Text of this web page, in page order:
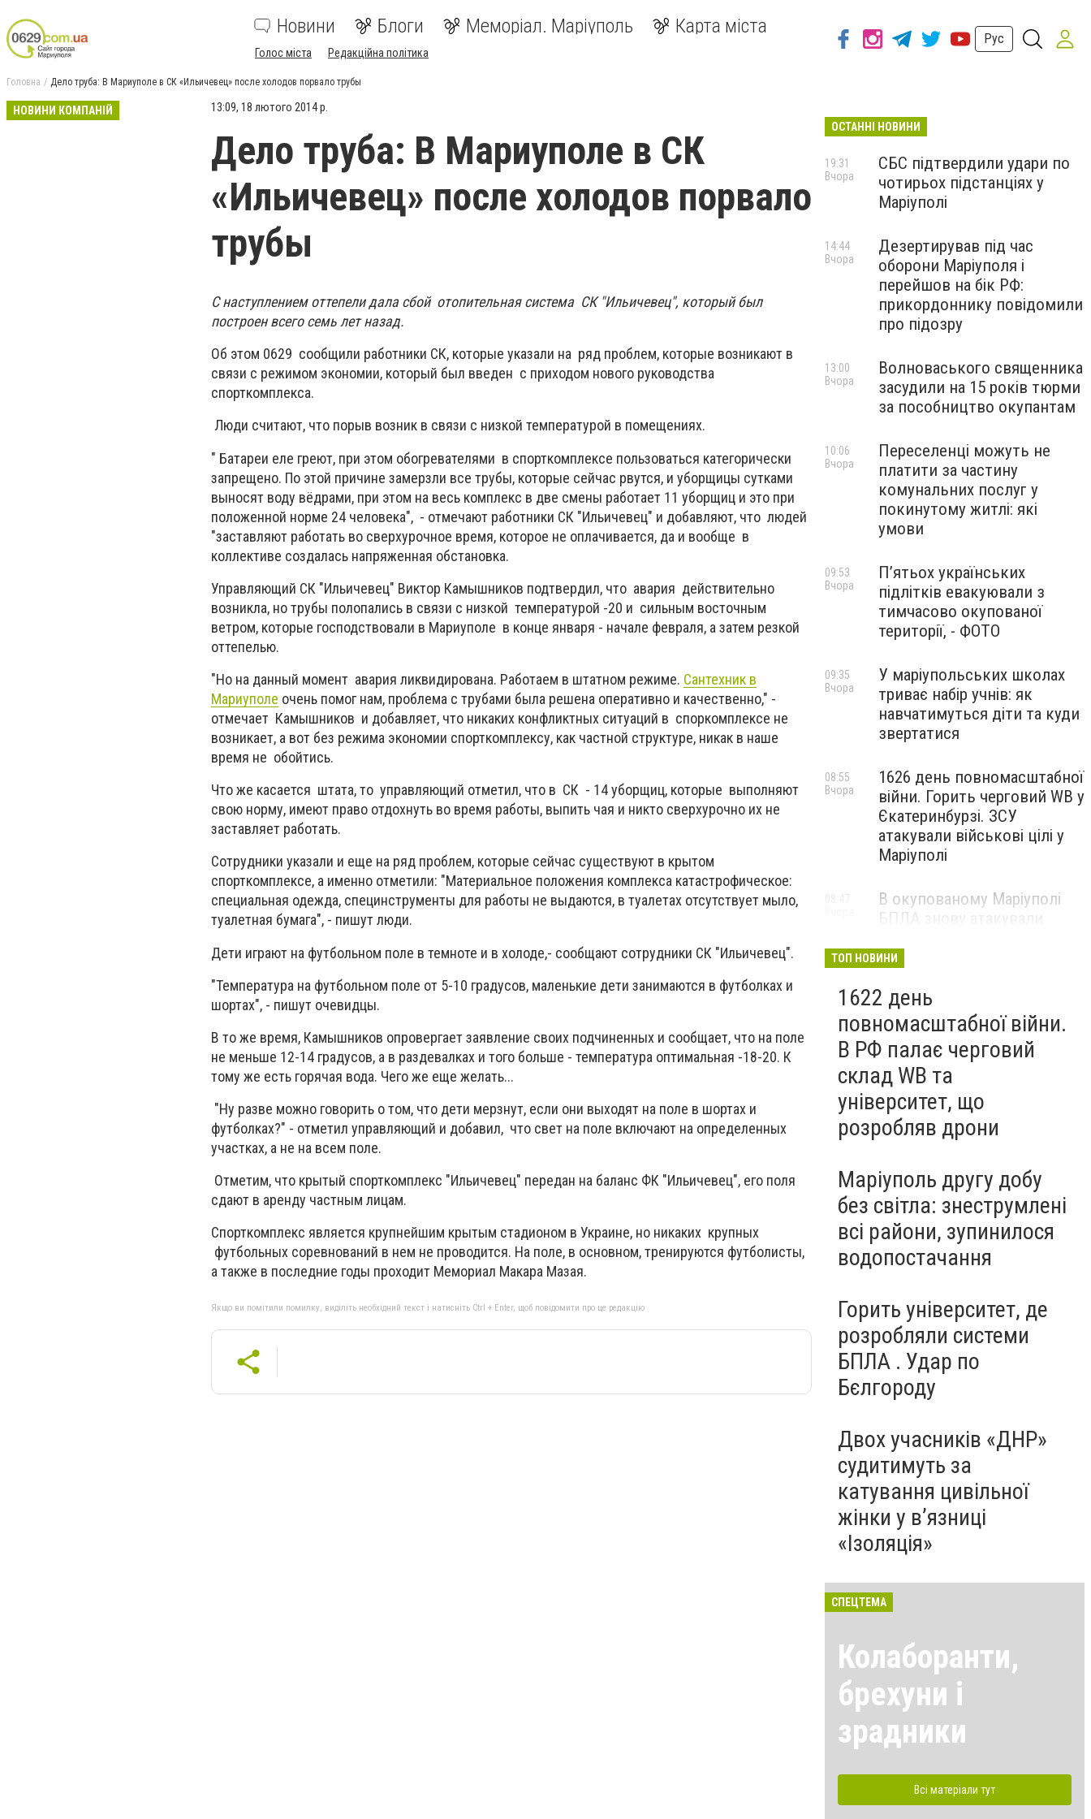
Новини Блоги Меморіал. Маріуполь Карта міста
Голос міста Редакційна політика
Рус
Головна Дело труба: В Мариуполе в СК «Ильичевец» после холодов порвало трубы
НОВИНИ КОМПАНІЙ 13:09, 18 лютого 2014 р.
Дело труба: В Мариуполе в СК
«Ильичевец» после холодов порвало
трубы
C наступлением оттепели дала сбой отопительная система СК "Ильичевец", который был
построен всего семь лет назад.
Об этом 0629 сообщили работники СК, которые указали на ряд проблем, которые возникают в
связи с режимом экономии, который был введен с приходом нового руководства
спорткомплекса.
Люди считают, что порыв возник в связи с низкой температурой в помещениях.
" Батареи еле греют, при этом обогревателями в спорткомплексе пользоваться категорически
запрещено. По этой причине замерзли все трубы, которые сейчас рвутся, и уборщицы сутками
выносят воду вёдрами, при этом на весь комплекс в две смены работает 11 уборщиц и это при
положенной норме 24 человека", - отмечают работники СК "Ильичевец" и добавляют, что людей
"заставляют работать во сверхурочное время, которое не оплачивается, да и вообще в
коллективе создалась напряженная обстановка.
Управляющий СК "Ильичевец" Виктор Камышников подтвердил, что авария действительно
возникла, но трубы полопались в связи с низкой температурой -20 и сильным восточным
ветром, которые господствовали в Мариуполе в конце января - начале февраля, а затем резкой
оттепелью.
"Но на данный момент авария ликвидирована. Работаем в штатном режиме. Сантехник в
Мариуполе очень помог нам, проблема с трубами была решена оперативно и качественно," -
отмечает Камышников и добавляет, что никаких конфликтных ситуаций в споркомплексе не
возникает, а вот без режима экономии спорткомплексу, как частной структуре, никак в наше
время не обойтись.
Что же касается штата, то управляющий отметил, что в СК - 14 уборщиц, которые выполняют
свою норму, имеют право отдохнуть во время работы, выпить чая и никто сверхурочно их не
заставляет работать.
Сотрудники указали и еще на ряд проблем, которые сейчас существуют в крытом
спорткомплексе, а именно отметили: "Материальное положения комплекса катастрофическое:
специальная одежда, специнструменты для работы не выдаются, в туалетах отсутствует мыло,
туалетная бумага", - пишут люди.
Дети играют на футбольном поле в темноте и в холоде,- сообщают сотрудники СК "Ильичевец".
"Температура на футбольном поле от 5-10 градусов, маленькие дети занимаются в футболках и
шортах", - пишут очевидцы.
В то же время, Камышников опровергает заявление своих подчиненных и сообщает, что на поле
не меньше 12-14 градусов, а в раздевалках и того больше - температура оптимальная -18-20. К
тому же есть горячая вода. Чего же еще желать...
"Ну разве можно говорить о том, что дети мерзнут, если они выходят на поле в шортах и
футболках?" - отметил управляющий и добавил, что свет на поле включают на определенных
участках, а не на всем поле.
Отметим, что крытый спорткомплекс "Ильичевец" передан на баланс ФК "Ильичевец", его поля
сдают в аренду частным лицам.
Спорткомплекс является крупнейшим крытым стадионом в Украине, но никаких крупных
футбольных соревнований в нем не проводится. На поле, в основном, тренируются футболисты,
а также в последние годы проходит Мемориал Макара Мазая.
Якщо ви помітили помилку, виділіть необхідний текст і натисніть Ctrl + Enter, щоб повідомити про це редакцію
ОСТАННІ НОВИНИ
СБС підтвердили удари по
чотирьох підстанціях у
Маріуполі
19:31
Вчора
Дезертирував під час
оборони Маріуполя і
перейшов на бік РФ:
прикордоннику повідомили
про підозру
14:44
Вчора
Волноваського священника
засудили на 15 років тюрми
за пособництво окупантам
13:00
Вчора
Переселенці можуть не
платити за частину
комунальних послуг у
покинутому житлі: які
умови
10:06
Вчора
П’ятьох українських
підлітків евакуювали з
тимчасово окупованої
території, - ФОТО
09:53
Вчора
У маріупольських школах
триває набір учнів: як
навчатимуться діти та куди
звертатися
09:35
Вчора
1626 день повномасштабної
війни. Горить черговий WB у
Єкатеринбурзі. ЗСУ
атакували військові цілі у
Маріуполі
08:55
Вчора
В окупованому Маріуполі
БПЛА знову атакували
— ВІДЕО
ТОП НОВИНИ
1622 день
повномасштабної війни.
В РФ палає черговий
склад WB та
університет, що
розробляв дрони
Маріуполь другу добу
без світла: знеструмлені
всі райони, зупинилося
водопостачання
Горить університет, де
розробляли системи
БПЛА . Удар по
Бєлгороду
Двох учасників «ДНР»
судитимуть за
катування цивільної
жінки у в’язниці
«Ізоляція»
СПЕЦТЕМА
Колаборанти,
брехуни і
зрадники
Всі матеріали тут